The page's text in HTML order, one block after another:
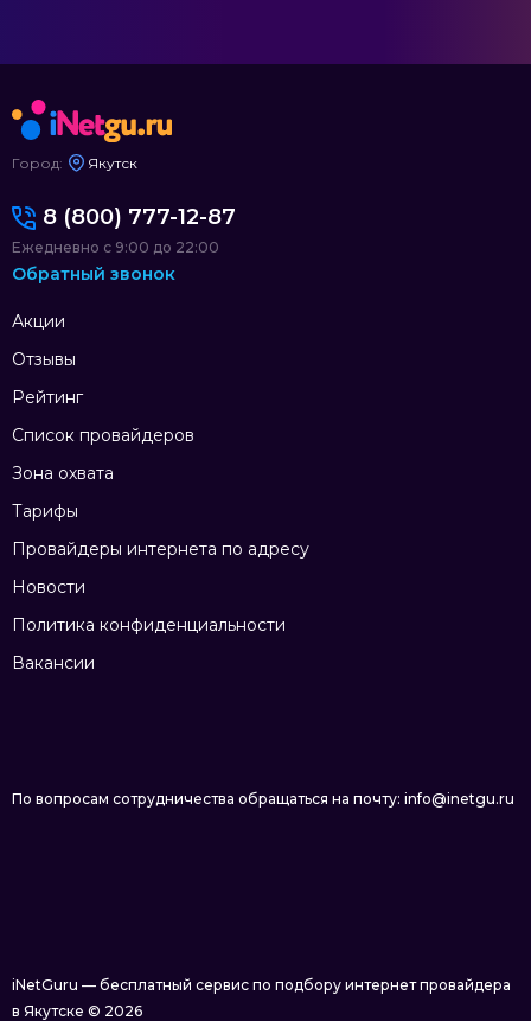
Город: Якутск
Акции
Отзывы
Рейтинг
Список провайдеров
Зона охвата
Тарифы
Провайдеры интернета по адресу
Новости
Политика конфиденциальности
Вакансии
8 (800) 777-12-87
Ежедневно с 9:00 до 22:00
Обратный звонок
По вопросам сотрудничества обращаться на почту: info@inetgu.ru
iNetGuru — бесплатный сервис по подбору интернет провайдера
в Якутске © 2026